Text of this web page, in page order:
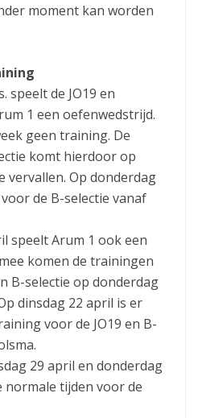
moment kan worden
speelt de JO19 en
1 een oefenwedstrijd.
geen training. De
komt hierdoor op
vervallen. Op donderdag
de B-selectie vanaf
speelt Arum 1 ook een
komen de trainingen
B-selectie op donderdag
dinsdag 22 april is er
voor de JO19 en B-
29 april en donderdag
normale tijden voor de